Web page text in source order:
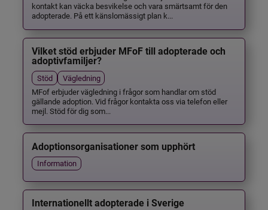
kontakt kan väcka besvikelse och vara smärtsamt för den
adopterade. På ett känslomässigt plan k...
Vilket stöd erbjuder MFoF till adopterade och
adoptivfamiljer?
Stöd
Vägledning
MFof erbjuder vägledning i frågor som handlar om stöd
gällande adoption. Vid frågor kontakta oss via telefon eller
mejl. Stöd för dig som...
Adoptionsorganisationer som upphört
Information
Internationellt adopterade i Sverige